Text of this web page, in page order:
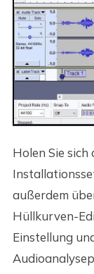
Holen Sie
außerdem
Hüllkurven-
Einstellung